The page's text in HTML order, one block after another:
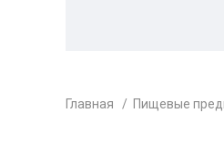
Главная Пищевые